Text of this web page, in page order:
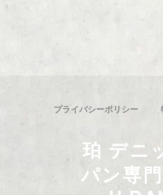
プライバシーポリシー
珀 デニ
パン専